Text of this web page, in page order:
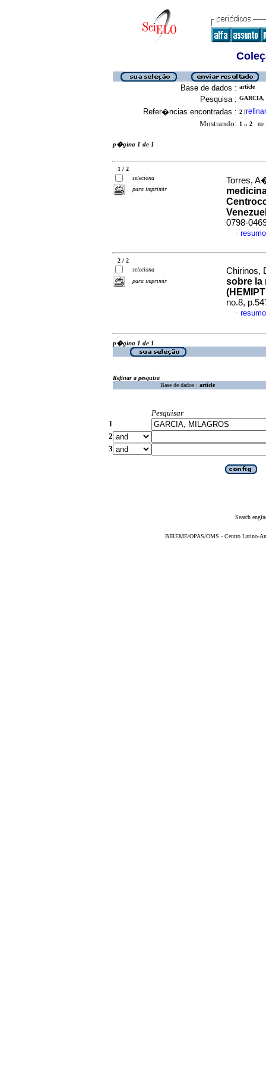
Base de dados : article
Pesquisa :
Refer�ncias encontradas : 2 [refinar
Mostrando: 1 .. 2 no
p�gina 1 de 1
1 / 2
seleciona
para imprimir
Torres,
0798-
·
2 / 2
seleciona
para imprimir
Chirinos,
sobre la
no.8,
·
p�gina 1 de 1
Refinar a pesquisa
Base de dados : article
Pesquisar
1
2
3
Search
BIREME/OPAS/OMS - Centro Latino-